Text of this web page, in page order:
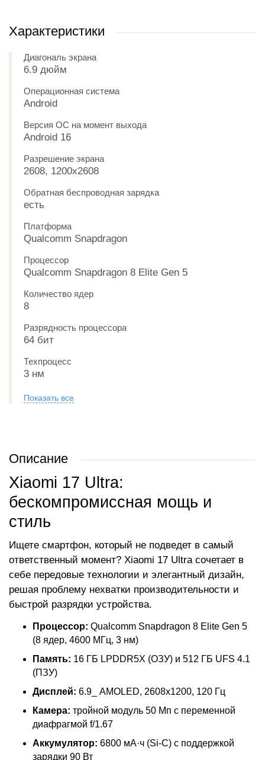
Характеристики
Диагональ экрана
6.9 дюйм
Операционная система
Android
Версия ОС на момент выхода
Android 16
Разрешение экрана
2608, 1200x2608
Обратная беспроводная зарядка
есть
Платформа
Qualcomm Snapdragon
Процессор
Qualcomm Snapdragon 8 Elite Gen 5
Количество ядер
8
Разрядность процессора
64 бит
Техпроцесс
3 нм
Показать все
Описание
Xiaomi 17 Ultra:
бескомпромиссная мощь и
стиль
Ищете смартфон, который не подведет в самый
ответственный момент? Xiaomi 17 Ultra сочетает в
себе передовые технологии и элегантный дизайн,
решая проблему нехватки производительности и
быстрой разрядки устройства.
Процессор: Qualcomm Snapdragon 8 Elite Gen 5
(8 ядер, 4600 МГц, 3 нм)
Память: 16 ГБ LPDDR5X (ОЗУ) и 512 ГБ UFS 4.1
(ПЗУ)
Дисплей: 6.9_ AMOLED, 2608x1200, 120 Гц
Камера: тройной модуль 50 Мп с переменной
диафрагмой f/1.67
Аккумулятор: 6800 мА·ч (Si-C) с поддержкой
зарядки 90 Вт